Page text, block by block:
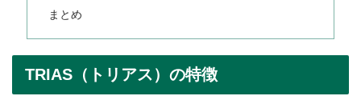
まとめ
TRIAS（トリアス）の特徴